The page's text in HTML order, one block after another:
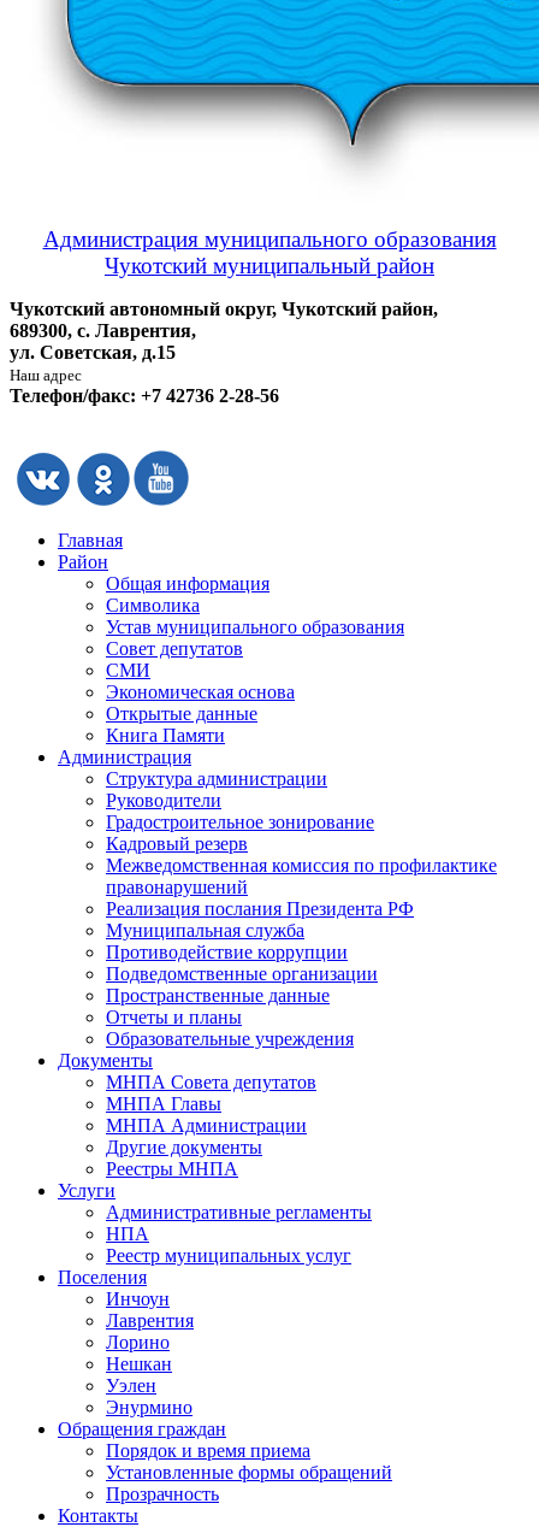
Администрация муниципального образования
Чукотский муниципальный район
Чукотский автономный округ, Чукотский район,
689300, с. Лаврентия,
ул. Советская, д.15
Наш адрес
Телефон/факс: +7 42736 2-28-56
Главная
Район
Общая информация
Символика
Устав муниципального образования
Совет депутатов
СМИ
Экономическая основа
Открытые данные
Книга Памяти
Администрация
Структура администрации
Руководители
Градостроительное зонирование
Кадровый резерв
Межведомственная комиссия по профилактике
правонарушений
Реализация послания Президента РФ
Муниципальная служба
Противодействие коррупции
Подведомственные организации
Пространственные данные
Отчеты и планы
Образовательные учреждения
Документы
МНПА Совета депутатов
МНПА Главы
МНПА Администрации
Другие документы
Реестры МНПА
Услуги
Административные регламенты
НПА
Реестр муниципальных услуг
Поселения
Инчоун
Лаврентия
Лорино
Нешкан
Уэлен
Энурмино
Обращения граждан
Порядок и время приема
Установленные формы обращений
Прозрачность
Контакты